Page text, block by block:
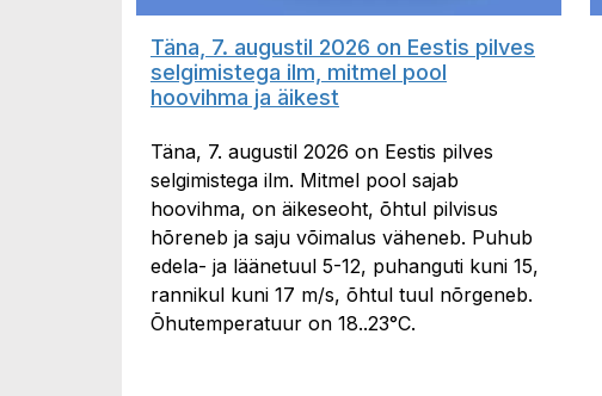
Täna, 7. augustil 2026 on Eestis pilves
selgimistega ilm, mitmel pool
hoovihma ja äikest
Täna, 7. augustil 2026 on Eestis pilves
selgimistega ilm. Mitmel pool sajab
hoovihma, on äikeseoht, õhtul pilvisus
hõreneb ja saju võimalus väheneb. Puhub
edela- ja läänetuul 5-12, puhanguti kuni 15,
rannikul kuni 17 m/s, õhtul tuul nõrgeneb.
Õhutemperatuur on 18..23°C.